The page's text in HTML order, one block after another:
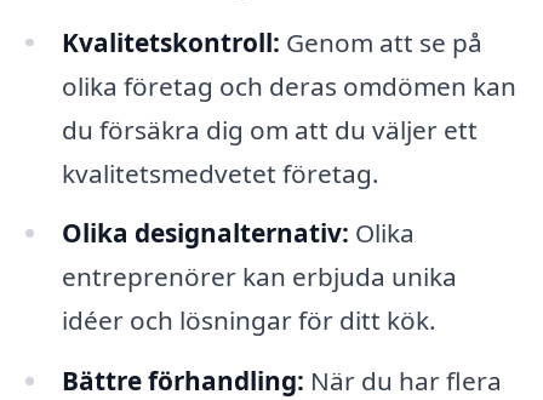
Kvalitetskontroll: Genom att se på
olika företag och deras omdömen kan
du försäkra dig om att du väljer ett
kvalitetsmedvetet företag.
Olika designalternativ: Olika
entreprenörer kan erbjuda unika
idéer och lösningar för ditt kök.
Bättre förhandling: När du har flera